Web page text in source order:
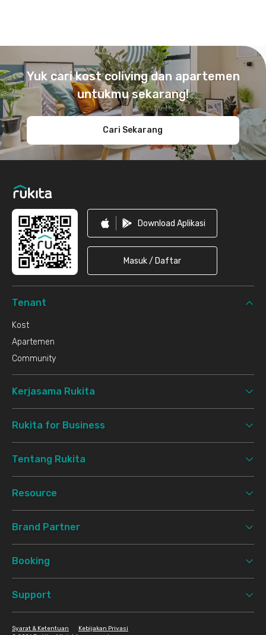
Yuk cari kost coliving dan apartemen
untukmu sekarang!
Cari Sekarang
Download Aplikasi
Masuk / Daftar
Tenant
Kost
Apartemen
Community
Kerjasama Rukita
Rukita for Business
Tentang Rukita
Resource
Brand Partner
Booking
Support
Syarat & Ketentuan Kebijakan Privasi